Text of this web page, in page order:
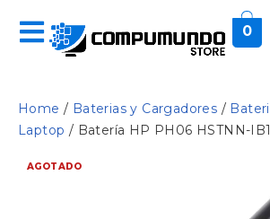
0
Home / Baterias y Cargadores /
Laptop / Batería HP PH06 HSTNN-
AGOTADO